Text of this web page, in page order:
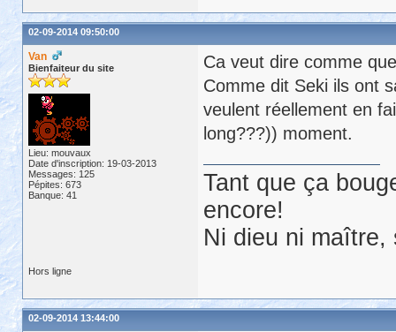
02-09-2014 09:50:00
Van
Bienfaiteur du site
Lieu: mouvaux
Date d'inscription: 19-03-2013
Messages: 125
Pépites: 673
Banque: 41
Ca veut dire comme
Comme dit Seki ils ont
veulent réellement en
long???)) moment.
Tant que ça
encore!
Ni dieu ni
Hors ligne
02-09-2014 13:44:00